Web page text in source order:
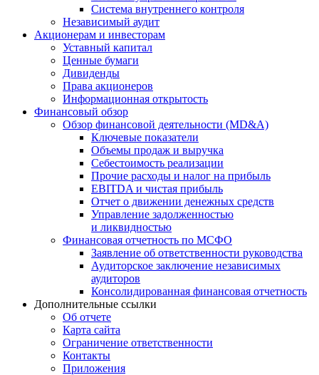
Система внутреннего контроля
Независимый аудит
Акционерам и инвесторам
Уставный капитал
Ценные бумаги
Дивиденды
Права акционеров
Информационная открытость
Финансовый обзор
Обзор финансовой деятельности (MD&A)
Ключевые показатели
Объемы продаж и выручка
Себестоимость реализации
Прочие расходы и налог на прибыль
EBITDA и чистая прибыль
Отчет о движении денежных средств
Управление задолженностью
и ликвидностью
Финансовая отчетность по МСФО
Заявление об ответственности руководства
Аудиторское заключение независимых
аудиторов
Консолидированная финансовая отчетность
Дополнительные ссылки
Об отчете
Карта сайта
Ограничение ответственности
Контакты
Приложения